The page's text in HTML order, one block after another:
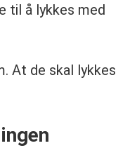
til å lykkes med
At de skal lykkes